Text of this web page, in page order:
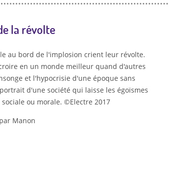
la révolte
au bord de l'implosion crient leur révolte.
en un monde meilleur quand d'autres
et l'hypocrisie d'une époque sans
d'une société qui laisse les égoïsmes
ou morale. ©Electre 2017
Manon